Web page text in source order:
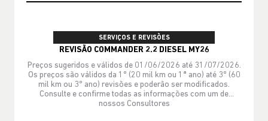
SERVIÇOS E REVISÕES
REVISÃO COMMANDER 2.2 DIESEL MY26
Preços sugeridos e válidos de 01/06/2026 até 31/07/2026.
Os preços são válidos da 1º (20 mil km ou 1ª ano) até 3º (60
mil km ou 3º ano) revisões e poderão ser modificados.
Consulte e confirme todas as informações com um de
nossos Consultores